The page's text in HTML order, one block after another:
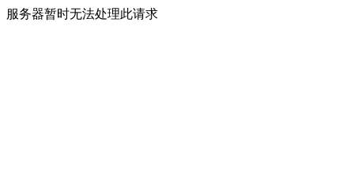
服务器暂时无法处理此请求